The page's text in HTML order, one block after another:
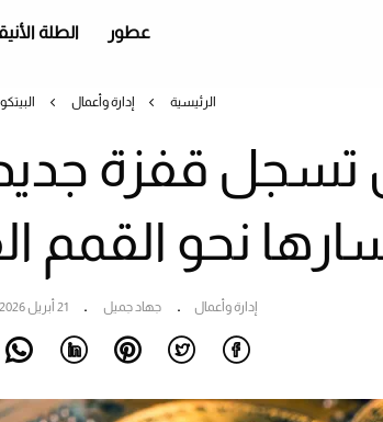
عطور الطلة
الرئيسية إدارة وأعمال
تسجل قفزة
نحو القمم
إدارة وأعمال جهاد جميل 21 أبريل 2026